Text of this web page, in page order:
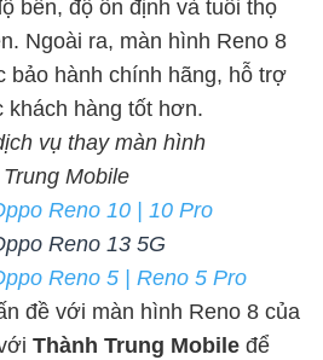
bền, độ ổn định và tuổi thọ
Ngoài ra, màn hình Reno 8
bảo hành chính hãng, hỗ trợ
khách hàng tốt hơn.
vụ thay màn hình
Mobile
Reno 10 | 10 Pro
Reno 13 5G
Reno 5 | Reno 5 Pro
đề với màn hình Reno 8 của
Thành Trung Mobile để